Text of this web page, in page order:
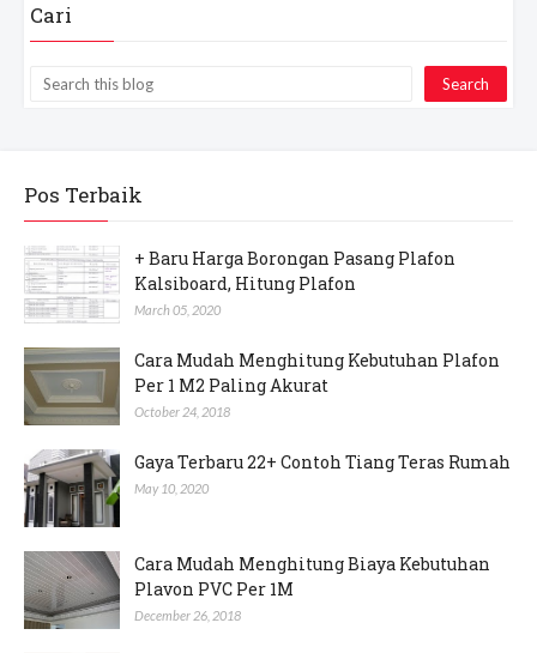
Cari
Pos Terbaik
+ Baru Harga Borongan Pasang Plafon
Kalsiboard, Hitung Plafon
March 05, 2020
Cara Mudah Menghitung Kebutuhan Plafon
Per 1 M2 Paling Akurat
October 24, 2018
Gaya Terbaru 22+ Contoh Tiang Teras Rumah
May 10, 2020
Cara Mudah Menghitung Biaya Kebutuhan
Plavon PVC Per 1M
December 26, 2018